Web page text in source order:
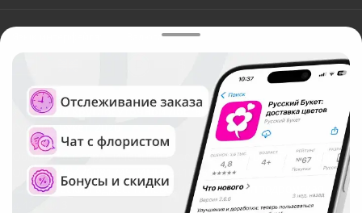
Валюта:
Служба круглосуточной доставки цветов в Москве
Русский Букет, 2026
Общество с ограниченной ответственностью «Технология»
ОГРН: 1195476081745, ИНН: 5410081997
Юридический адрес: г. Новосибирск, ул. Ипподромская,